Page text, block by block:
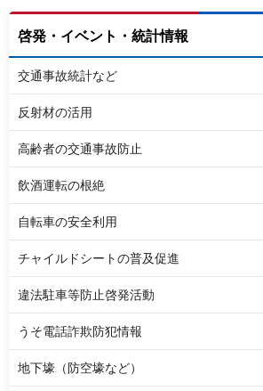
啓発・イベント・統計情報
交通事故統計など
反射材の活用
高齢者の交通事故防止
飲酒運転の根絶
自転車の安全利用
チャイルドシートの普及促進
違法駐車等防止啓発活動
うそ電話詐欺防犯情報
地下壕（防空壕など）